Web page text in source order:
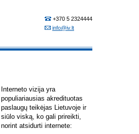
Interneto vizija yra
populiariausias akredituotas
paslaugų teikėjas Lietuvoje ir
siūlo viską, ko gali prireikti,
norint atsidurti internete: